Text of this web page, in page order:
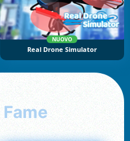
NUOVO
Real Drone Simulator
Fame